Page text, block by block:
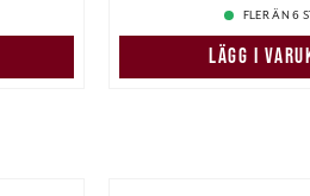
FLER ÄN 6
LÄGG I